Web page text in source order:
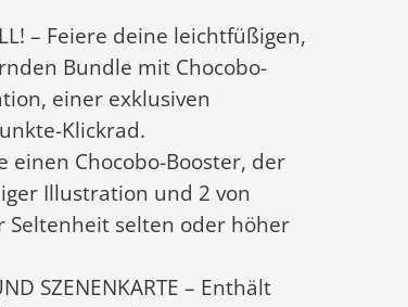
– Feiere deine leichtfüßigen,
Bundle mit Chocobo-
einer exklusiven
Klickrad.
einen Chocobo-Booster, der
Illustration und 2 von
Seltenheit selten oder höher
SZENENKARTE – Enthält